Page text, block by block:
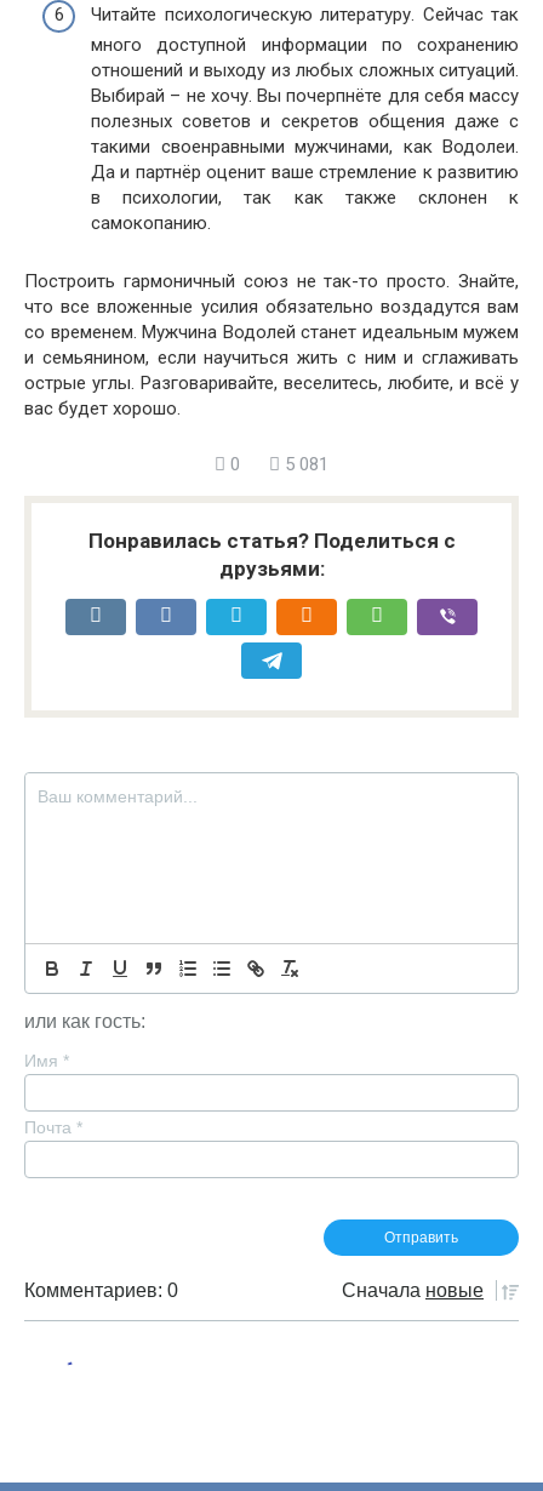
Читайте психологическую литературу. Сейчас так
много доступной информации по сохранению
отношений и выходу из любых сложных ситуаций.
Выбирай – не хочу. Вы почерпнёте для себя массу
полезных советов и секретов общения даже с
такими своенравными мужчинами, как Водолеи.
Да и партнёр оценит ваше стремление к развитию
в психологии, так как также склонен к
самокопанию.
Построить гармоничный союз не так-то просто. Знайте,
что все вложенные усилия обязательно воздадутся вам
со временем. Мужчина Водолей станет идеальным мужем
и семьянином, если научиться жить с ним и сглаживать
острые углы. Разговаривайте, веселитесь, любите, и всё у
вас будет хорошо.
0 5 081
Понравилась статья? Поделиться с
друзьями:
или как гость:
Имя *
Почта *
Комментариев: 0 Сначала новые